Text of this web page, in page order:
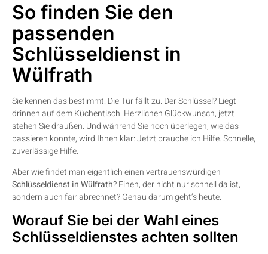
So finden Sie den
passenden
Schlüsseldienst in
Wülfrath
Sie kennen das bestimmt: Die Tür fällt zu. Der Schlüssel? Liegt
drinnen auf dem Küchentisch. Herzlichen Glückwunsch, jetzt
stehen Sie draußen. Und während Sie noch überlegen, wie das
passieren konnte, wird Ihnen klar: Jetzt brauche ich Hilfe. Schnelle,
zuverlässige Hilfe.
Aber wie findet man eigentlich einen vertrauenswürdigen
Schlüsseldienst in Wülfrath? Einen, der nicht nur schnell da ist,
sondern auch fair abrechnet? Genau darum geht’s heute.
Worauf Sie bei der Wahl eines
Schlüsseldienstes achten sollten